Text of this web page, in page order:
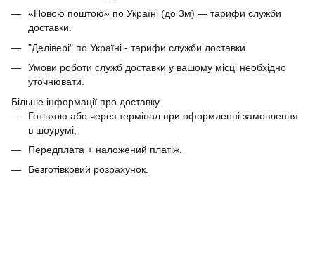
«Новою поштою» по Україні (до 3м) — тарифи служби
доставки.
"Делівері" по Україні - тарифи служби доставки.
Умови роботи служб доставки у вашому місці необхідно
уточнювати.
Більше інформації про доставку
Готівкою або через термінал при оформленні замовлення
в шоурумі;
Передплата + наложений платіж.
Безготівковий розрахунок.